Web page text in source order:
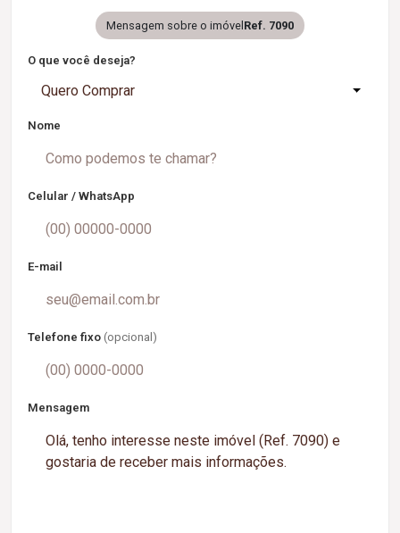
Mensagem sobre o imóvel Ref. 7090
O que você deseja?
Quero Comprar
Nome
Celular / WhatsApp
E-mail
Telefone fixo (opcional)
Mensagem